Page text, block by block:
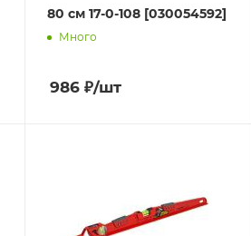
80 см 17-0-108 [030054592]
Много
986 ₽/шт